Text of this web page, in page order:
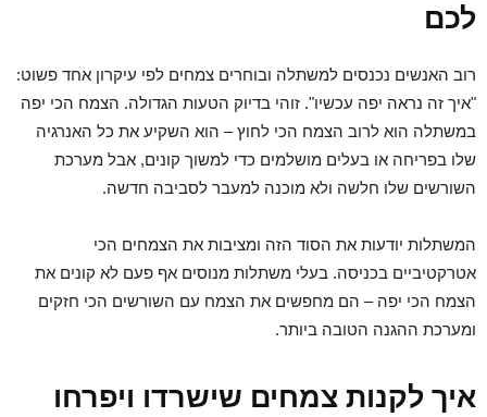
לכם
רוב האנשים נכנסים למשתלה ובוחרים צמחים לפי עיקרון אחד פשוט:
"איך זה נראה יפה עכשיו". זוהי בדיוק הטעות הגדולה. הצמח הכי יפה
במשתלה הוא לרוב הצמח הכי לחוץ – הוא השקיע את כל האנרגיה
שלו בפריחה או בעלים מושלמים כדי למשוך קונים, אבל מערכת
השורשים שלו חלשה ולא מוכנה למעבר לסביבה חדשה.
המשתלות יודעות את הסוד הזה ומציבות את הצמחים הכי
אטרקטיביים בכניסה. בעלי משתלות מנוסים אף פעם לא קונים את
הצמח הכי יפה – הם מחפשים את הצמח עם השורשים הכי חזקים
ומערכת ההגנה הטובה ביותר.
איך לקנות צמחים שישרדו ויפרחו